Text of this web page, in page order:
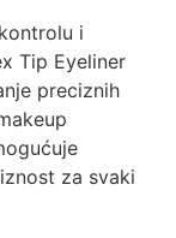
i
Tip Eyeliner
preciznih
za svaki